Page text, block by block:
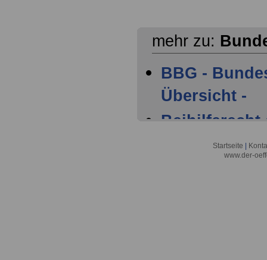
mehr zu:
BBG -
Übersicht -
Beihilferecht
Startseite
www.der-